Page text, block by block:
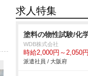
求人特集
塗料の物性試験/化
WDB株式会社
時給2,000円～2,050円
派遣社員 / 大阪府